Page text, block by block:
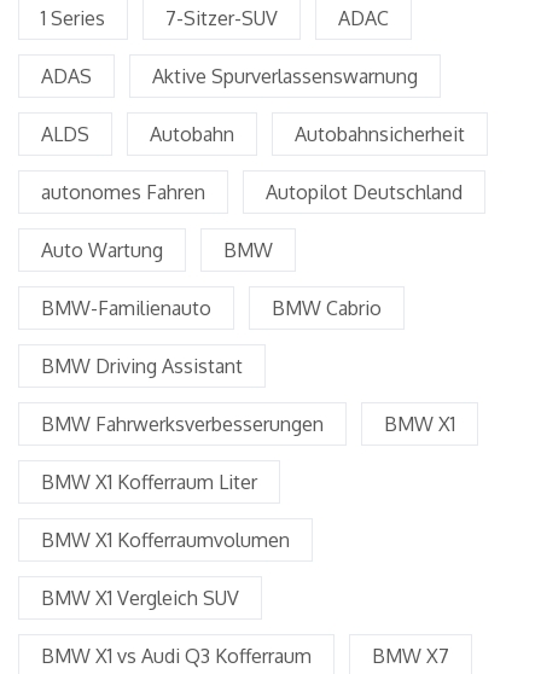
1 Series 7-Sitzer-SUV ADAC
ADAS Aktive Spurverlassenswarnung
ALDS Autobahn Autobahnsicherheit
autonomes Fahren Autopilot Deutschland
Auto Wartung BMW
BMW-Familienauto BMW Cabrio
BMW Driving Assistant
BMW Fahrwerksverbesserungen BMW X1
BMW X1 Kofferraum Liter
BMW X1 Kofferraumvolumen
BMW X1 Vergleich SUV
BMW X1 vs Audi Q3 Kofferraum BMW X7